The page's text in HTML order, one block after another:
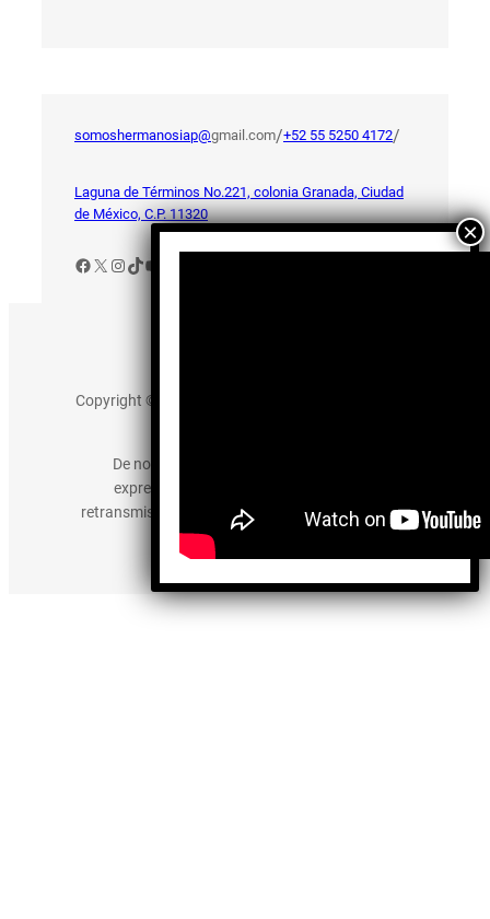
somoshermanosiap@gmail.com/+52 55 5250 4172/
Laguna de Términos No.221, colonia Granada, Ciudad
de México, C.P. 11320
Facebook
X Instagram
TikTok
YouTube
Copyright © 2025 somos-hermanos.mx. Todos los
De no existir previa autorización, queda
expresamente prohibida la publicación,
retransmisión, edición y cualquier otro uso de los
contenidos.